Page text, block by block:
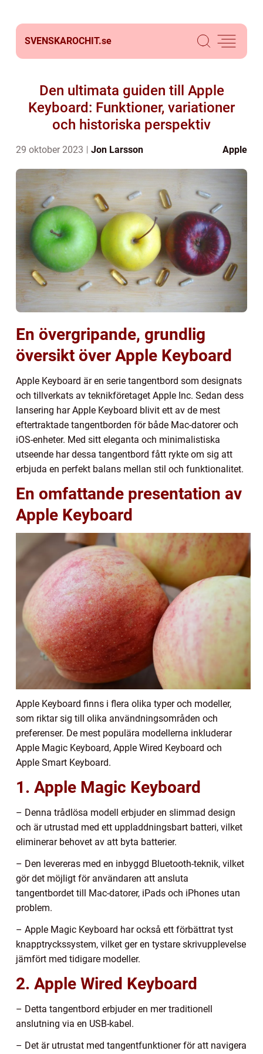
SVENSKAROCHIT.se
Den ultimata guiden till Apple
Keyboard: Funktioner, variationer
och historiska perspektiv
29 oktober 2023 Jon Larsson Apple
En övergripande, grundlig
översikt över Apple Keyboard
Apple Keyboard är en serie tangentbord som designats
och tillverkats av teknikföretaget Apple Inc. Sedan dess
lansering har Apple Keyboard blivit ett av de mest
eftertraktade tangentborden för både Mac-datorer och
iOS-enheter. Med sitt eleganta och minimalistiska
utseende har dessa tangentbord fått rykte om sig att
erbjuda en perfekt balans mellan stil och funktionalitet.
En omfattande presentation av
Apple Keyboard
Apple Keyboard finns i flera olika typer och modeller,
som riktar sig till olika användningsområden och
preferenser. De mest populära modellerna inkluderar
Apple Magic Keyboard, Apple Wired Keyboard och
Apple Smart Keyboard.
1. Apple Magic Keyboard
– Denna trådlösa modell erbjuder en slimmad design
och är utrustad med ett uppladdningsbart batteri, vilket
eliminerar behovet av att byta batterier.
– Den levereras med en inbyggd Bluetooth-teknik, vilket
gör det möjligt för användaren att ansluta
tangentbordet till Mac-datorer, iPads och iPhones utan
problem.
– Apple Magic Keyboard har också ett förbättrat tyst
knapptryckssystem, vilket ger en tystare skrivupplevelse
jämfört med tidigare modeller.
2. Apple Wired Keyboard
– Detta tangentbord erbjuder en mer traditionell
anslutning via en USB-kabel.
– Det är utrustat med tangentfunktioner för att navigera